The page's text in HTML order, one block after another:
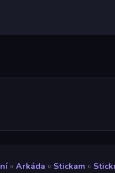
» Arkáda » Stickam »